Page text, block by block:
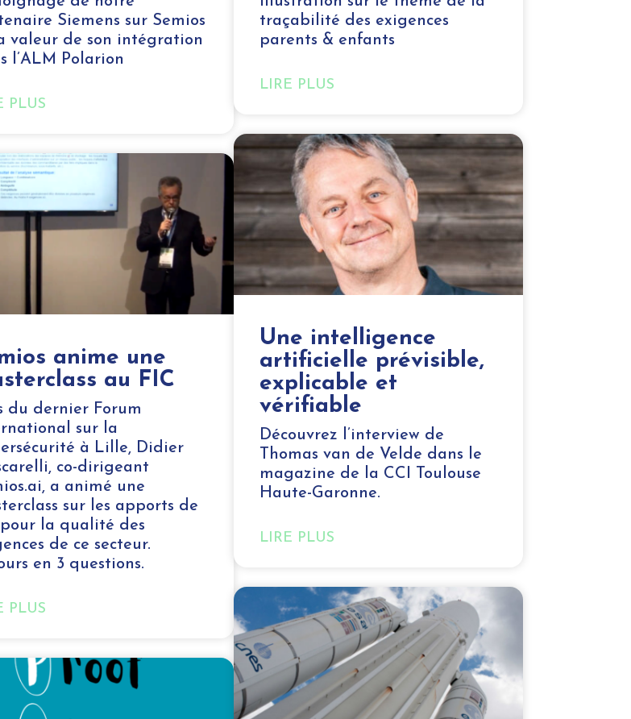
Siemens sur Semios
valeur de son intégration
l’ALM Polarion
PLUS
anime une
au FIC
du dernier Forum
sur la
à Lille, Didier
co-dirigeant
a animé une
sur les apports de
pour la qualité des
de ce secteur.
en 3 questions.
PLUS
traçabilité des exigences
parents & enfants
LIRE PLUS
Une intelligence
artificielle prévisible,
explicable et
vérifiable
Découvrez l’interview de
Thomas van de Velde dans le
magazine de la CCI Toulouse
Haute-Garonne.
LIRE PLUS